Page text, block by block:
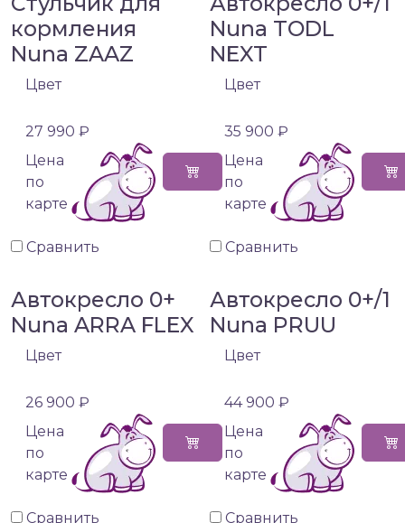
кормления
Nuna ZAAZ
Цвет
27 990 ₽
Цена
по
карте
Сравнить
Nuna TODL
NEXT
Цвет
35 900 ₽
Цена
по
карте
Сравнить
Автокресло 0+
Nuna ARRA FLEX
Цвет
26 900 ₽
Цена
по
карте
Сравнить
Автокресло 0+/1
Nuna PRUU
Цвет
44 900 ₽
Цена
по
карте
Сравнить